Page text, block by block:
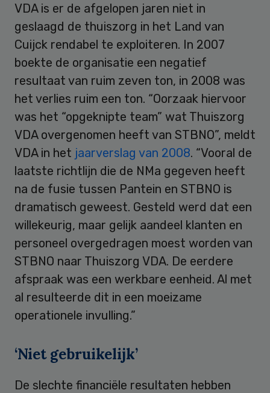
VDA is er de afgelopen jaren niet in
geslaagd de thuiszorg in het Land van
Cuijck rendabel te exploiteren. In 2007
boekte de organisatie een negatief
resultaat van ruim zeven ton, in 2008 was
het verlies ruim een ton. “Oorzaak hiervoor
was het “opgeknipte team” wat Thuiszorg
VDA overgenomen heeft van STBNO”, meldt
VDA in het jaarverslag van 2008. “Vooral de
laatste richtlijn die de NMa gegeven heeft
na de fusie tussen Pantein en STBNO is
dramatisch geweest. Gesteld werd dat een
willekeurig, maar gelijk aandeel klanten en
personeel overgedragen moest worden van
STBNO naar Thuiszorg VDA. De eerdere
afspraak was een werkbare eenheid. Al met
al resulteerde dit in een moeizame
operationele invulling.”
‘Niet gebruikelijk’
De slechte financiële resultaten hebben